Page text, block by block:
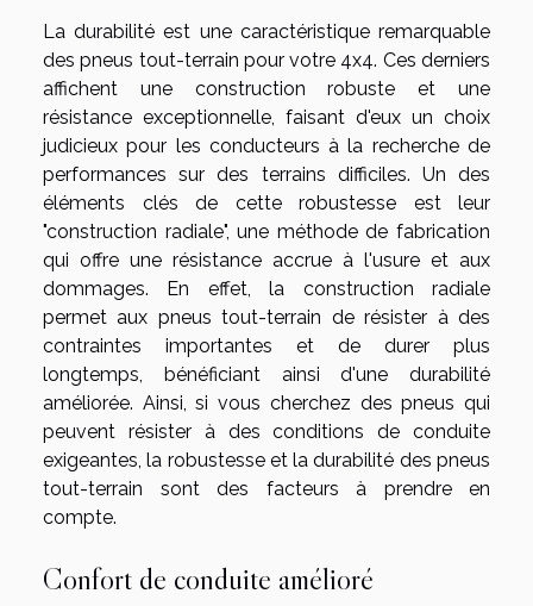
La durabilité est une caractéristique remarquable
des pneus tout-terrain pour votre 4x4. Ces derniers
affichent une construction robuste et une
résistance exceptionnelle, faisant d'eux un choix
judicieux pour les conducteurs à la recherche de
performances sur des terrains difficiles. Un des
éléments clés de cette robustesse est leur
"construction radiale", une méthode de fabrication
qui offre une résistance accrue à l'usure et aux
dommages. En effet, la construction radiale
permet aux pneus tout-terrain de résister à des
contraintes importantes et de durer plus
longtemps, bénéficiant ainsi d'une durabilité
améliorée. Ainsi, si vous cherchez des pneus qui
peuvent résister à des conditions de conduite
exigeantes, la robustesse et la durabilité des pneus
tout-terrain sont des facteurs à prendre en
compte.
Confort de conduite amélioré